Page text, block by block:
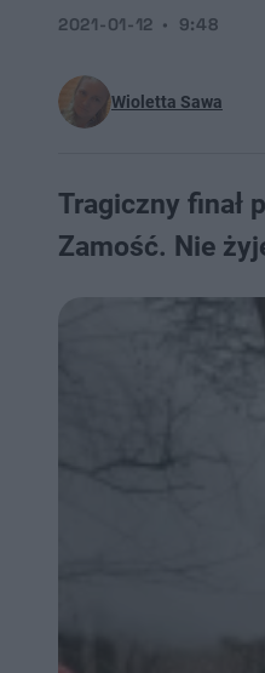
Wioletta Sawa
2021-01-12 9:48
​Tragiczny finał
Zamość. Nie